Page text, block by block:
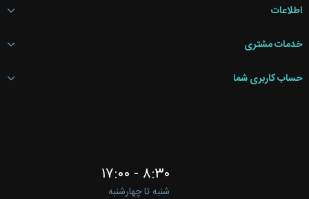
اطلاعات
خدمات مشتری
حساب کاربری شما
۸:۳۰ - ۱۷:۰۰
شنبه تا چهارشنبه